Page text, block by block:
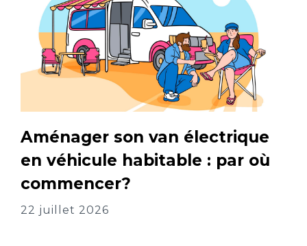
Aménager son van électrique
en véhicule habitable : par où
commencer?
22 juillet 2026